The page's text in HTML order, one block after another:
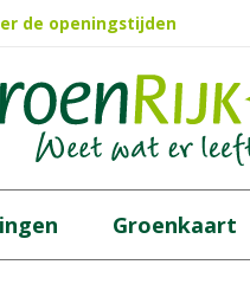
de openingstijden
Groenkaart